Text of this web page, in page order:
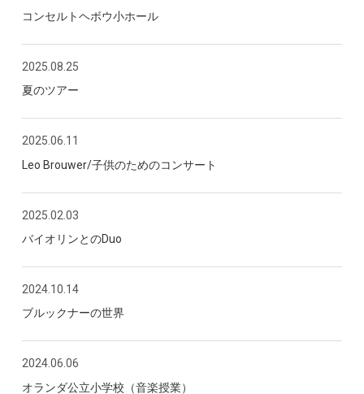
コンセルトヘボウ小ホール
2025.08.25
夏のツアー
2025.06.11
Leo Brouwer/子供のためのコンサート
2025.02.03
バイオリンとのDuo
2024.10.14
ブルックナーの世界
2024.06.06
オランダ公立小学校（音楽授業）